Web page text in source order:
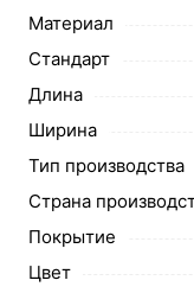
Материал
Стандарт
Длина
Ширина
Тип производства
Страна
Покрытие
Цвет